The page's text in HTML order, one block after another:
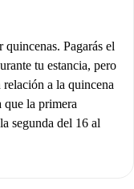
Pagarás el
tu estancia, pero
a la quincena
que la primera
segunda del 16 al